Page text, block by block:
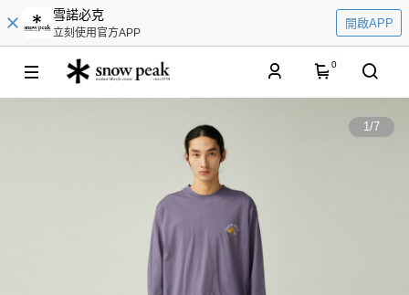
雪諾必克
立刻使用官方APP
開啟APP
0
1/7